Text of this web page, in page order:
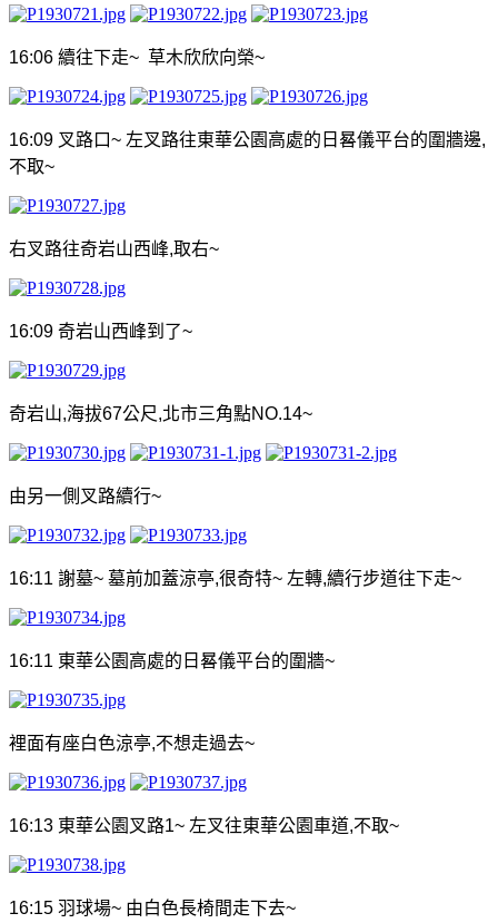
16:06 續往下走~ 草木欣欣向榮~
16:09 叉路口~ 左叉路往東華公園高處的日晷儀平台的圍牆邊,
不取~
右叉路往奇岩山西峰,取右~
16:09 奇岩山西峰到了~
奇岩山,海拔67公尺,北市三角點NO.14~
由另一側叉路續行~
16:11 謝墓~ 墓前加蓋涼亭,很奇特~ 左轉,續行步道往下走~
16:11 東華公園高處的日晷儀平台的圍牆~
裡面有座白色涼亭,不想走過去~
16:13 東華公園 叉路1~ 左叉往東華公園車道,不取~
16:15 羽球場~ 由白色長椅間走下去~